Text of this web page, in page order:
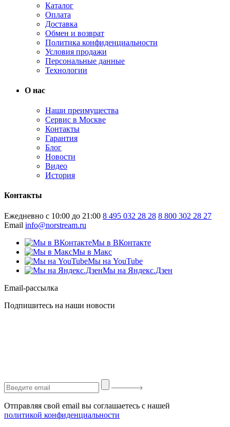
Каталог
Оплата
Доставка
Обмен и возврат
Политика конфиденциальности
Условия продажи
Персональные данные
Технологии
О нас
Наши преимущества
Сервис в Москве
Контакты
Гарантия
Блог
Новости
Видео
История
Контакты
Ежедневно с 10:00 до 21:00 8 495 032 28 28 8 800 302 28 27
Email info@norstream.ru
Мы в ВКонтакте
Мы в Макс
Мы на YouTube
Мы на Яндекс.Дзен
Email-рассылка
Подпишитесь на наши новости
Отправляя свой email вы соглашаетесь с нашей
политикой конфиденциальности